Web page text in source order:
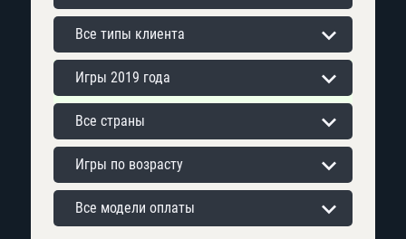
Все типы клиента
Игры 2019 года
Все страны
Игры по возрасту
Все модели оплаты